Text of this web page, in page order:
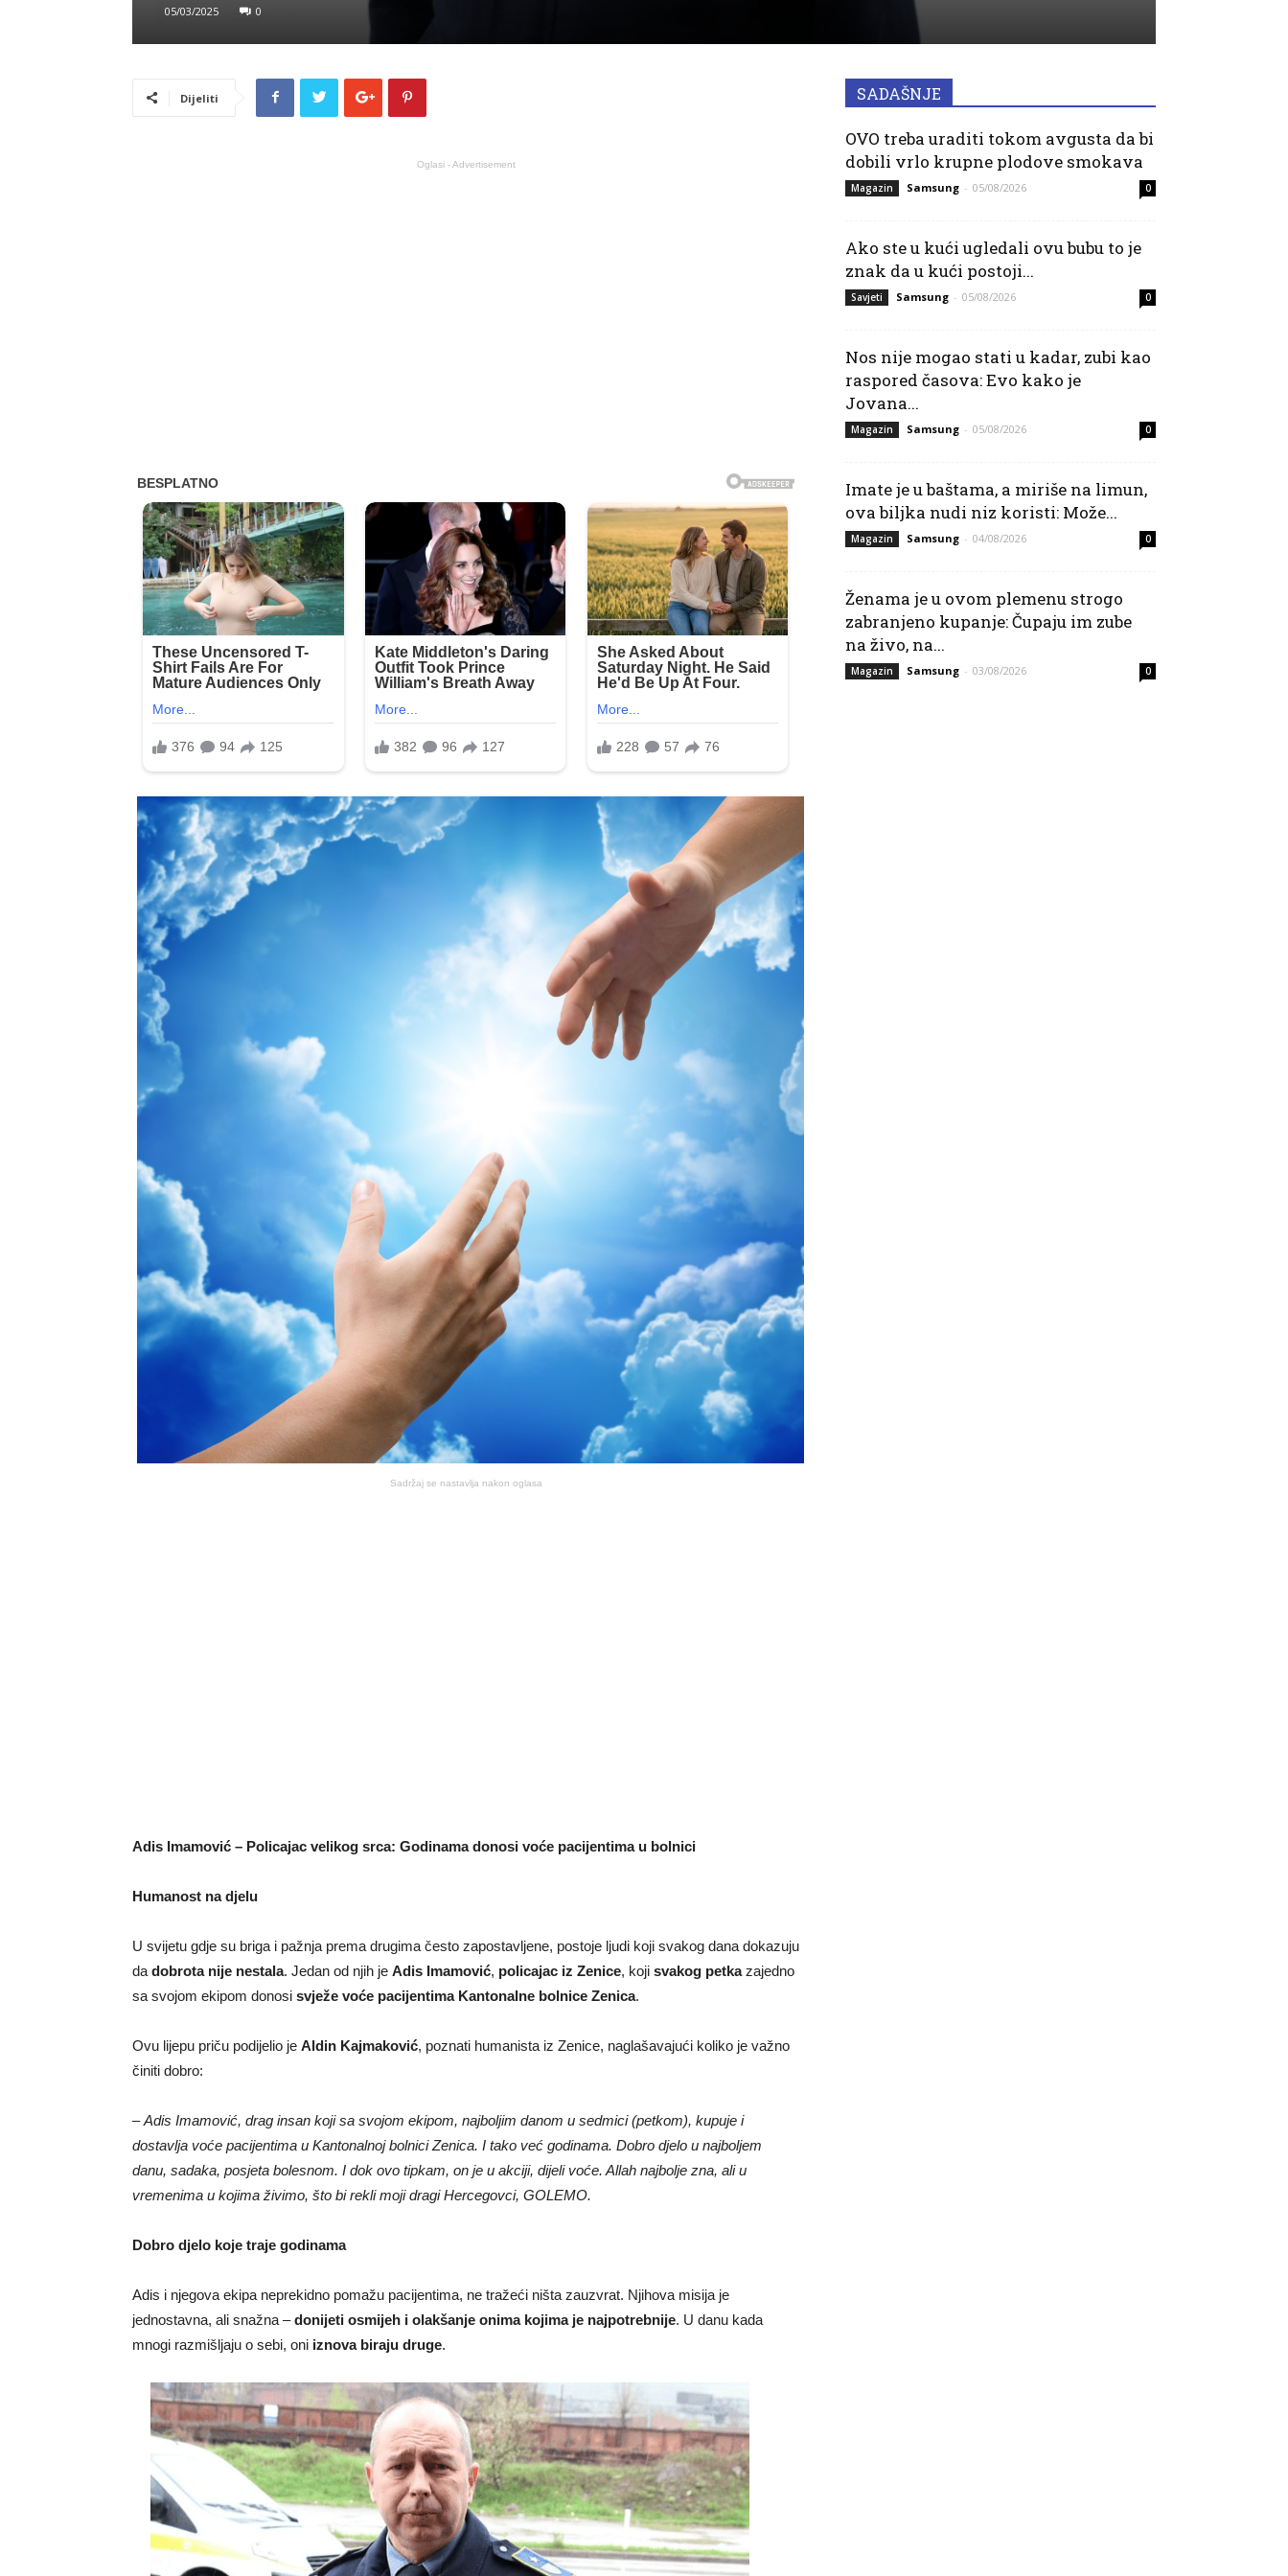
05/03/2025 0
Dijeliti
Oglasi - Advertisement
Sadržaj se nastavlja nakon oglasa
Adis Imamović – Policajac velikog srca: Godinama donosi voće pacijentima u bolnici
Humanost na djelu
U svijetu gdje su briga i pažnja prema drugima često zapostavljene, postoje ljudi koji svakog dana dokazuju
da dobrota nije nestala. Jedan od njih je Adis Imamović, policajac iz Zenice, koji svakog petkazajedno
sa svojom ekipom donosi svježe voće pacijentima Kantonalne bolnice Zenica.
Ovu lijepu priču podijelio je Aldin Kajmaković, poznati humanista iz Zenice, naglašavajući koliko je važno
činiti dobro:
–Adis Imamović, drag insan koji sa svojom ekipom, najboljim danom u sedmici (petkom), kupuje i
dostavlja voće pacijentima u Kantonalnoj bolnici Zenica. I tako već godinama. Dobro djelo u najboljem
danu, sadaka, posjeta bolesnom. I dok ovo tipkam, on je u akciji, dijeli voće. Allah najbolje zna, ali u
vremenima u kojima živimo, što bi rekli moji dragi Hercegovci, GOLEMO.
Dobro djelo koje traje godinama
Adis i njegova ekipa neprekidno pomažu pacijentima, ne tražeći ništa zauzvrat. Njihova misija je
jednostavna, ali snažna –donijeti osmijeh i olakšanje onima kojima je najpotrebnije. U danu kada
mnogi razmišljaju o sebi, oni iznova biraju druge.
SADAŠNJE
OVO treba uraditi tokom avgusta da bi
dobili vrlo krupne plodove smokava
Magazin Samsung - 05/08/2026 0
Ako ste u kući ugledali ovu bubu to je
znak da u kući postoji...
Savjeti Samsung - 05/08/2026 0
Nos nije mogao stati u kadar, zubi kao
raspored časova: Evo kako je
Jovana...
Magazin Samsung - 05/08/2026 0
Imate je u baštama, a miriše na limun,
ova biljka nudi niz koristi: Može...
Magazin Samsung - 04/08/2026 0
Ženama je u ovom plemenu strogo
zabranjeno kupanje: Čupaju im zube
na živo, na...
Magazin Samsung - 03/08/2026 0